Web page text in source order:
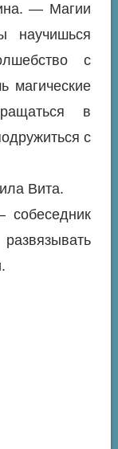
— Магии
научишься
с
магические
в
с
Вита.